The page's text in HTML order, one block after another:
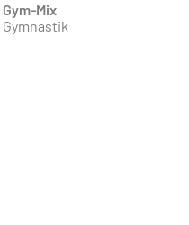
Gym-Mix
Gymnastik